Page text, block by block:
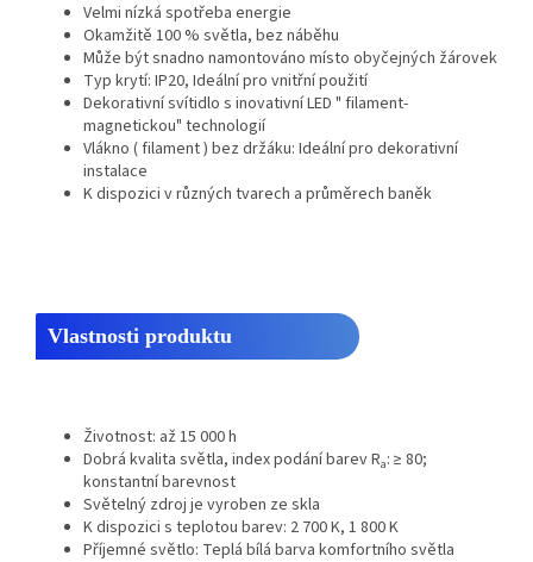
Velmi nízká spotřeba energie
Okamžitě 100 % světla, bez náběhu
Může být snadno namontováno místo obyčejných žárovek
Typ krytí: IP20, Ideální pro vnitřní použití
Dekorativní svítidlo s inovativní LED " filament-
magnetickou" technologií
Vlákno ( filament ) bez držáku: Ideální pro dekorativní
instalace
K dispozici v různých tvarech a průměrech baněk
Vlastnosti produktu
Životnost: až 15 000 h
Dobrá kvalita světla, index podání barev Ra: ≥ 80;
konstantní barevnost
Světelný zdroj je vyroben ze skla
K dispozici s teplotou barev: 2 700 K, 1 800 K
Příjemné světlo: Teplá bílá barva komfortního světla